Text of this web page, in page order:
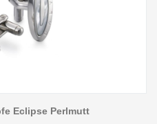
Eclipse Perlmutt